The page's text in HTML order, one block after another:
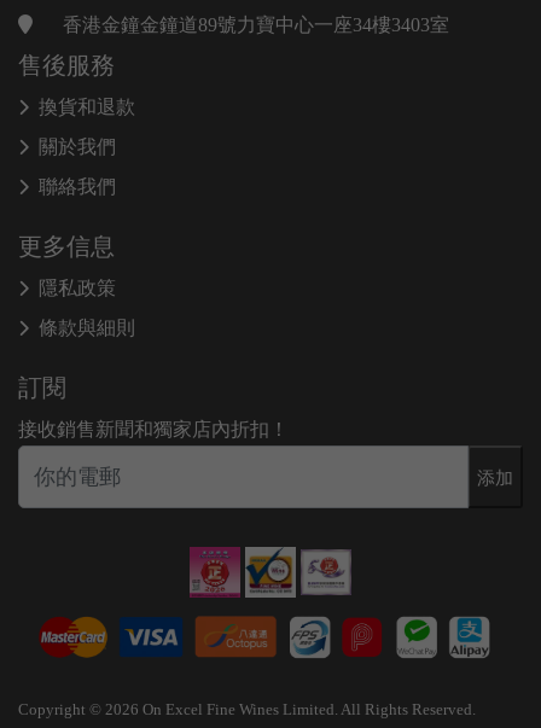
香港金鐘金鐘道89號力寶中心一座34樓3403室
售後服務
換貨和退款
關於我們
聯絡我們
更多信息
隱私政策
條款與細則
訂閱
接收銷售新聞和獨家店內折扣！
添加
Copyright © 2026 On Excel Fine Wines Limited. All Rights Reserved.